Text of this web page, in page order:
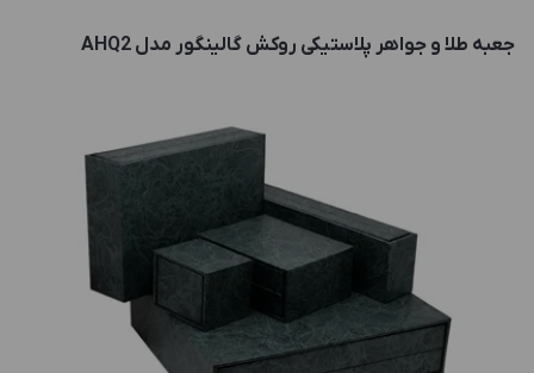
جعبه طلا و جواهر پلاستیکی روکش گالینگور مدل AHQ2